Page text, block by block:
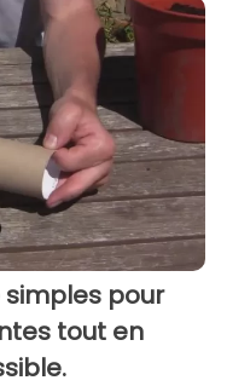
simples pour
tout en